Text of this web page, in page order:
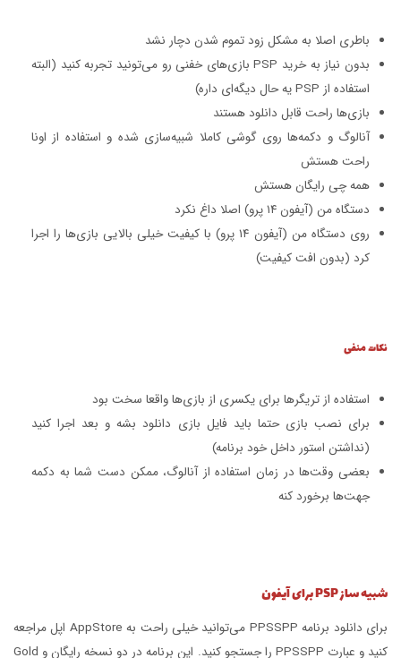
باطری اصلا به مشکل زود تموم شدن دچار نشد
بدون نیاز به خرید PSP بازی‌های خفنی رو می‌تونید تجربه کنید (البته
استفاده از PSP یه حال دیگه‌ای داره)
بازی‌ها راحت قابل دانلود هستند
آنالوگ و دکمه‌ها روی گوشی کاملا شبیه‌سازی شده و استفاده از اونا
راحت هستش
همه چی رایگان هستش
دستگاه من (آیفون ۱۴ پرو) اصلا داغ نکرد
روی دستگاه من (آیفون ۱۴ پرو) با کیفیت خیلی بالایی بازی‌ها را اجرا
کرد (بدون افت کیفیت)
نکات منفی
استفاده از تریگرها برای یکسری از بازی‌ها واقعا سخت بود
برای نصب بازی حتما باید فایل بازی دانلود بشه و بعد اجرا کنید
(نداشتن استور داخل خود برنامه)
بعضی وقت‌ها در زمان استفاده از آنالوگ، ممکن دست شما به دکمه
جهت‌ها برخورد کنه
شبیه ساز PSP برای آیفون
برای دانلود برنامه PPSSPP می‌توانید خیلی راحت به AppStore اپل مراجعه
کنید و عبارت PPSSPP را جستجو کنید. این برنامه در دو نسخه رایگان و Gold